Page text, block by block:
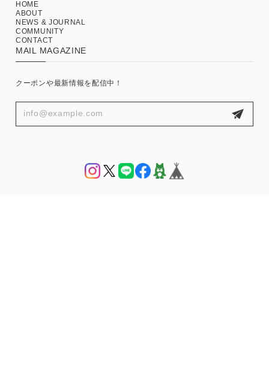
HOME
ABOUT
NEWS & JOURNAL
COMMUNITY
CONTACT
MAIL MAGAZINE
クーポンや最新情報を配信中！